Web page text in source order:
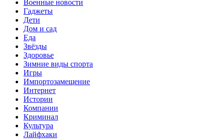
Военные новости
Гаджеты
Дети
Дом и сад
Еда
Звёзды
Здоровье
Зимние виды спорта
Игры
Импортозамещение
Интернет
Истории
Компании
Криминал
Культура
Лайфхаки